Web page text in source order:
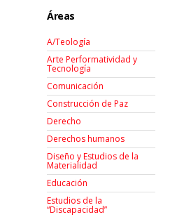
Áreas
A/Teología
Arte Performatividad y
Tecnología
Comunicación
Construcción de Paz
Derecho
Derechos humanos
Diseño y Estudios de la
Materialidad
Educación
Estudios de la
“Discapacidad”